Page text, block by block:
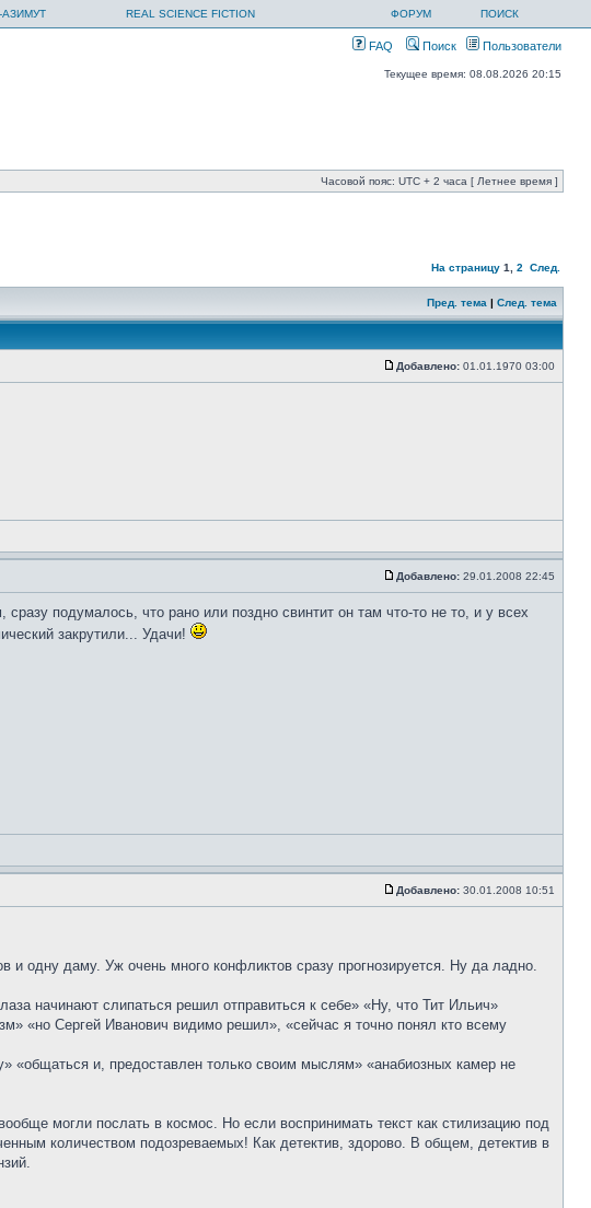
REAL SCIENCE FICTION ФОРУМ ПОИСК
FAQ Поиск Пользователи
Текущее время: 08.08.2026 20:15
Часовой пояс: UTC + 2 часа [ Летнее время ]
На страницу 1 2 След.
Пред. тема | След. тема
Добавлено: 01.01.1970 03:00
Добавлено: 29.01.2008 22:45
подумалось, что рано или поздно свинтит он там что-то не то, и у всех
закрутили... Удачи!
Добавлено: 30.01.2008 10:51
одну даму. Уж очень много конфликтов сразу прогнозируется. Ну да ладно.
начинают слипаться решил отправиться к себе» «Ну, что Тит Ильич»
«но Сергей Иванович видимо решил», «сейчас я точно понял кто всему
«общаться и, предоставлен только своим мыслям» «анабиозных камер не
могли послать в космос. Но если воспринимать текст как стилизацию под
количеством подозреваемых! Как детектив, здорово. В общем, детектив в